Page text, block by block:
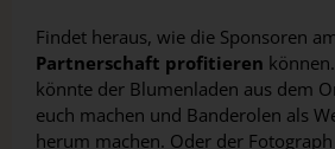
Findet heraus, wie die Sponsoren
Partnerschaft profitieren
könnte der Blumenladen aus dem
euch machen und Banderolen als
herum machen. Oder der